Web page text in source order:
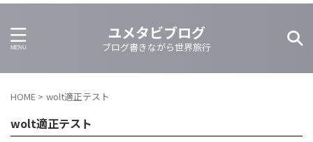
ユメタビブログ
ブログ書きながら世界旅行
HOME > wolt適正テスト
wolt適正テスト